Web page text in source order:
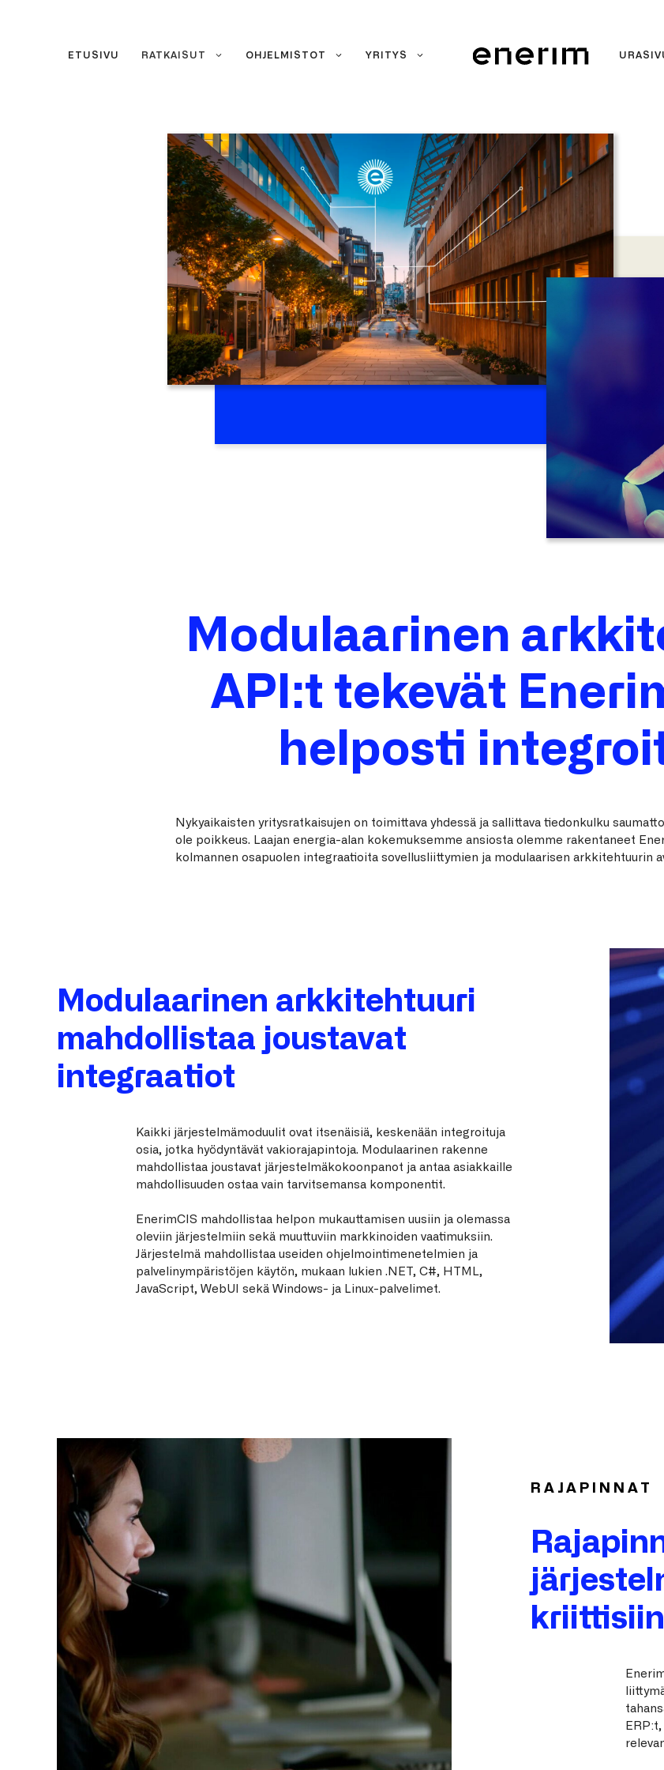
ETUSIVU RATKAISUT OHJELMISTOT YRITYS
Modulaarinen
API:t tekevät
helposti
Nykyaikaisten yritysratkaisujen on toimittava yhdessä ja sallittava tiedonkulku
ole poikkeus. Laajan energia-alan kokemuksemme ansiosta olemme rakentaneet
kolmannen osapuolen integraatioita sovellusliittymien ja modulaarisen arkkitehtuurin
Modulaarinen arkkitehtuuri
mahdollistaa joustavat
integraatiot
Kaikki järjestelmämoduulit ovat itsenäisiä, keskenään integroituja
osia, jotka hyödyntävät vakiorajapintoja. Modulaarinen rakenne
mahdollistaa joustavat järjestelmäkokoonpanot ja antaa asiakkaille
mahdollisuuden ostaa vain tarvitsemansa komponentit.
EnerimCIS mahdollistaa helpon mukauttamisen uusiin ja olemassa
oleviin järjestelmiin sekä muuttuviin markkinoiden vaatimuksiin.
Järjestelmä mahdollistaa useiden ohjelmointimenetelmien ja
palvelinympäristöjen käytön, mukaan lukien .NET, C#, HTML,
JavaScript, WebUI sekä Windows- ja Linux-palvelimet.
RAJAPINNAT